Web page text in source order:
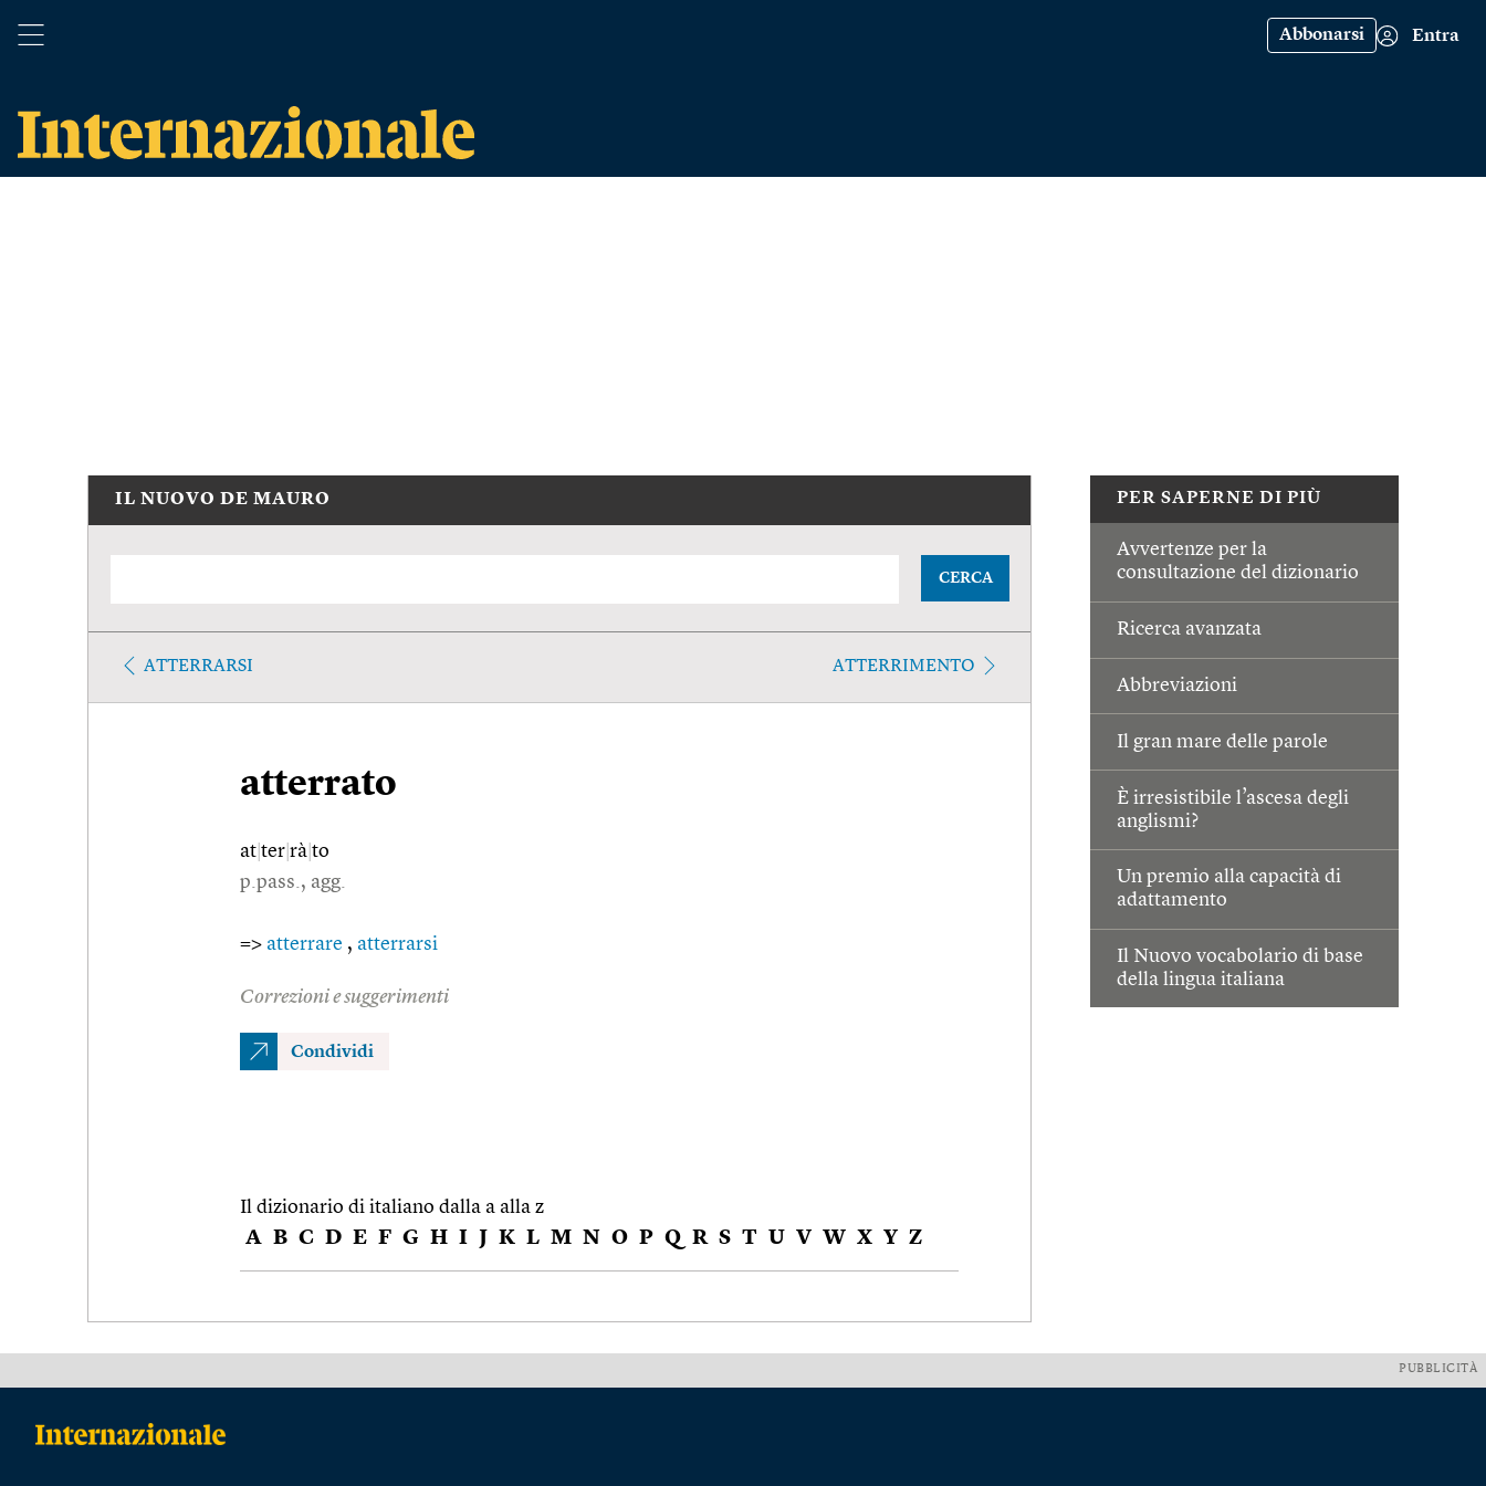
Abbonarsi Entra
PER SAPERNE DI PIÙ
Avvertenze per la
consultazione del dizionario
Ricerca avanzata
Abbreviazioni
Il gran mare delle parole
È irresistibile l’ascesa degli
anglismi?
Un premio alla capacità di
adattamento
Il Nuovo vocabolario di base
della lingua italiana
IL NUOVO DE MAURO
CERCA
ATTERRARSI ATTERRIMENTO
atterrato
at ter rà to
p.pass., agg.
=> atterrare , atterrarsi
Correzioni e suggerimenti
Condividi
Il dizionario di italiano dalla a alla z
A B C D E F G H I J K L M N O P Q R S T U V W X Y Z
PUBBLICITÀ